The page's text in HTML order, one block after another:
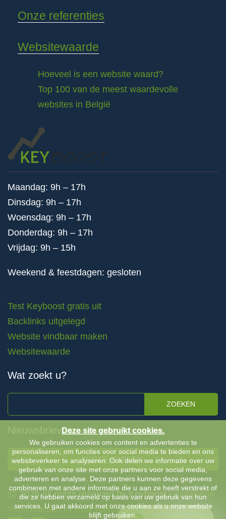
Onze referenties
Websitewaarde
Hoeveel is een website waard?
Top 100 van de meest waardevolle
websites in België
Maandag: 9h – 17h
Dinsdag: 9h – 17h
Woensdag: 9h – 17h
Donderdag: 9h – 17h
Vrijdag: 9h – 15h
Weekend & feestdagen: gesloten
Test Keyboost gratis uit
Backlinks uitgelegd
Website vindbaar maken
Websitewaarde
Wat zoekt u?
ZOEKEN
Nieuwsbrieven
INSCHRIJVEN
Ⓒ 2026 All rights reserved by Keyboost |Algemene
Voorwaarden-Privacybeleid
Deze site gebruikt cookies.
We gebruiken cookies om content en advertenties te
personaliseren, om functies voor social media te bieden en ons
websiteverkeer te analyseren. Ook delen we informatie over uw
gebruik van onze site met onze partners voor social media,
adverteren en analyse. Deze partners kunnen deze gegevens
combineren met andere informatie die u aan ze heeft verstrekt of
die ze hebben verzameld op basis van uw gebruik van hun
services. U gaat akkoord met onze cookies als u onze website
blijft gebruiken.